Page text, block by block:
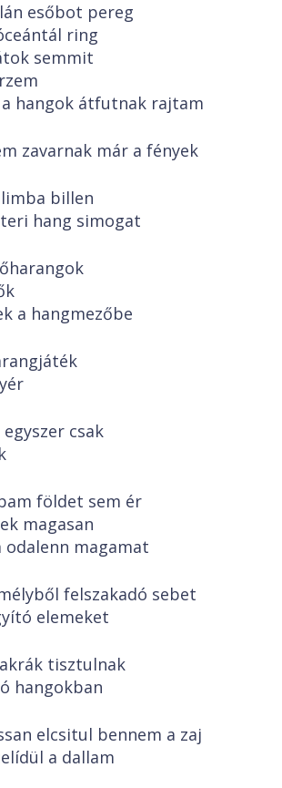
esőbot pereg
ring
semmit
a hangok átfutnak rajtam
zavarnak már a fények
billen
hang simogat
a hangmezőbe
egyszer csak
földet sem ér
magasan
odalenn magamat
felszakadó sebet
elemeket
tisztulnak
hangokban
elcsitul bennem a zaj
a dallam